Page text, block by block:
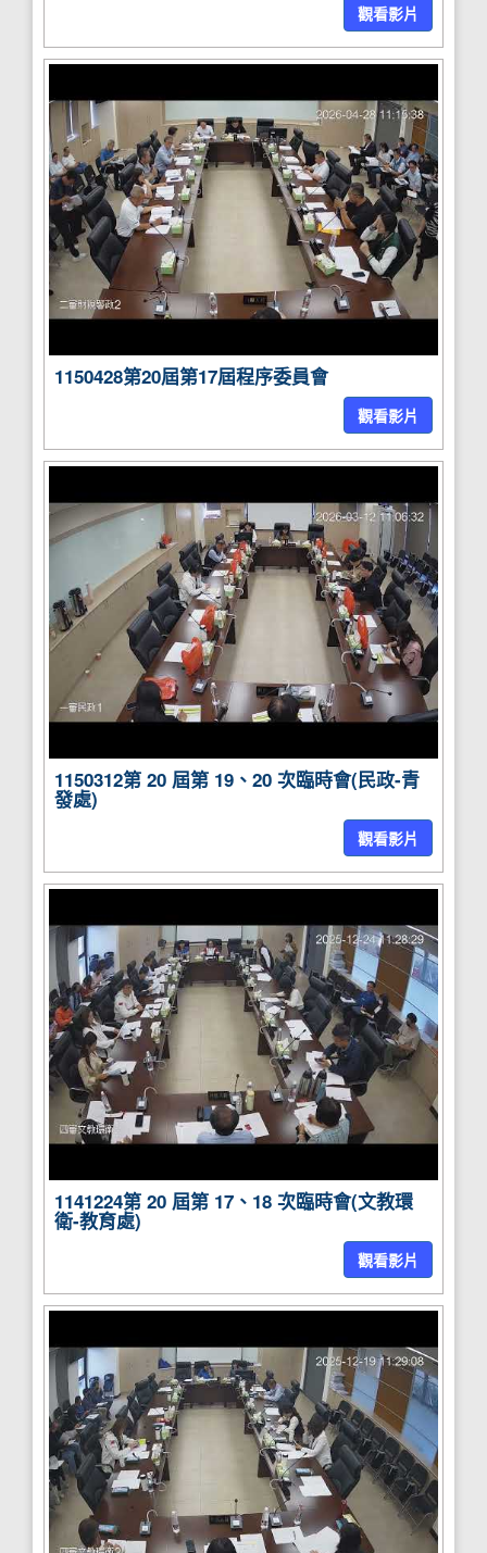
觀看影片
1150428第20屆第17屆程序委員會
觀看影片
1150312第 20 屆第 19、20 次臨時會(民政-青
發處)
觀看影片
1141224第 20 屆第 17、18 次臨時會(文教環
衛-教育處)
觀看影片